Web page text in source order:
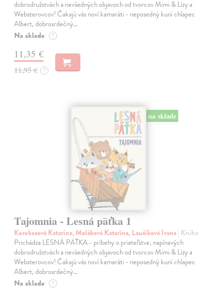
dobrodružstvách a nevšedných objavoch od tvorcov Mimi & Lízy a
Websterovcov! Čakajú vás noví kamaráti - neposedný kuní chlapec
Albert, dobrosrdečný…
Na sklade ?
11,35 €
11,95 € ?
na sklade
Tajomnia - Lesná päťka 1
Kerekesová Katarína, Moláková Katarína, Laučíková Ivana| Kniha
Prichádza LESNÁ PÄŤKA - príbehy o priateľstve, napínavých
dobrodružstvách a nevšedných objavoch od tvorcov Mimi & Lízy a
Websterovcov! Čakajú vás noví kamaráti - neposedný kuní chlapec
Albert, dobrosrdečný…
Na sklade ?